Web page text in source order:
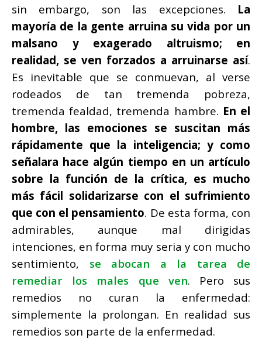
sin embargo, son las excepciones. La
mayoría de la gente arruina su vida por un
malsano y exagerado altruismo; en
realidad, se ven forzados a arruinarse así.
Es inevitable que se conmuevan, al verse
rodeados de tan tremenda pobreza,
tremenda fealdad, tremenda hambre. En el
hombre, las emociones se suscitan más
rápidamente que la inteligencia; y como
señalara hace algún tiempo en un artículo
sobre la función de la crítica, es mucho
más fácil solidarizarse con el sufrimiento
que con el pensamiento. De esta forma, con
admirables, aunque mal dirigidas
intenciones, en forma muy seria y con mucho
sentimiento, se abocan a la tarea de
remediar los males que ven. Pero sus
remedios no curan la enfermedad:
simplemente la prolongan. En realidad sus
remedios son parte de la enfermedad.